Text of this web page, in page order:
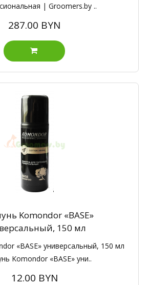
| Groomers.by ..
287.00 BYN
Komondor «BASE»
150 мл
«BASE» универсальный, 150 мл
Komondor «BASE» уни..
12.00 BYN